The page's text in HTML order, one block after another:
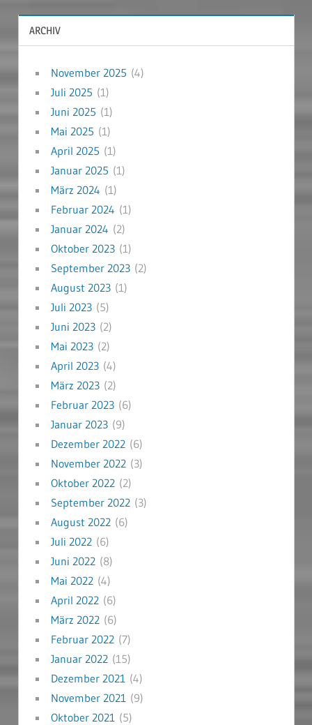
ARCHIV
November 2025 (4)
Juli 2025 (1)
Juni 2025 (1)
Mai 2025 (1)
April 2025 (1)
Januar 2025 (1)
März 2024 (1)
Februar 2024 (1)
Januar 2024 (2)
Oktober 2023(1)
September 2023(2)
August 2023(1)
Juli 2023(5)
Juni 2023(2)
Mai 2023(2)
April 2023(4)
März 2023(2)
Februar 2023(6)
Januar 2023(9)
Dezember 2022(6)
November 2022(3)
Oktober 2022(2)
September 2022(3)
August 2022(6)
Juli 2022(6)
Juni 2022(8)
Mai 2022(4)
April 2022(6)
März 2022(6)
Februar 2022(7)
Januar 2022(15)
Dezember 2021 (4)
November 2021 (9)
Oktober 2021 (5)